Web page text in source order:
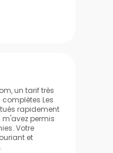
un tarif très
Les
rapidement
m'avez permis
Votre
et